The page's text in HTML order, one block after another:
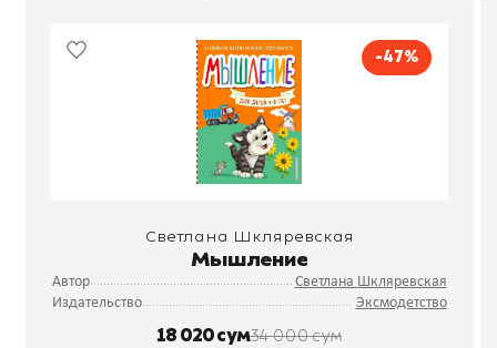
-47%
Светлана Шкляревская
Мышление
Автор
Светлана Шкляревская
Издательство
Эксмодетство
18 020 сум34 000 сум